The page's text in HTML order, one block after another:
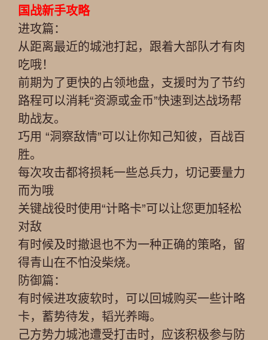
国战新手攻略
进攻篇：
从距离最近的城池打起，跟着大部队才有肉
吃哦！
前期为了更快的占领地盘，支援时为了节约
路程可以消耗“资源或金币”快速到达战场帮
助战友。
巧用 “洞察敌情”可以让你知己知彼，百战百
胜。
每次攻击都将损耗一些总兵力，切记要量力
而为哦
关键战役时使用“计略卡”可以让您更加轻松
对敌
有时候及时撤退也不为一种正确的策略，留
得青山在不怕没柴烧。
防御篇：
有时候进攻疲软时，可以回城购买一些计略
卡，蓄势待发，韬光养晦。
己方势力城池遭受打击时，应该积极参与防